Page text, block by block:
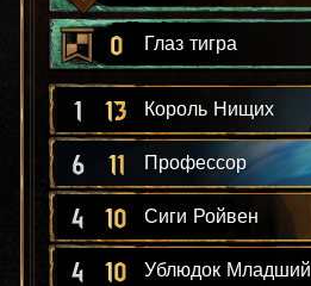
0 Глаз тигра
1 13 Король Нищих
6 11 Профессор
4 10 Сиги Ройвен
4 10 Ублюдок Младший